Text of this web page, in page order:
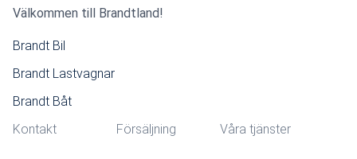
Välkommen till Brandtland!
Brandt Bil
Brandt Lastvagnar
Brandt Båt
Kontakt
Försäljning Våra tjänster